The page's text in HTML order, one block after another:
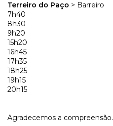
Terreiro do Paço > Barreiro
7h40
8h30
9h20
15h20
16h45
17h35
18h25
19h15
20h15
Agradecemos a compreensão.